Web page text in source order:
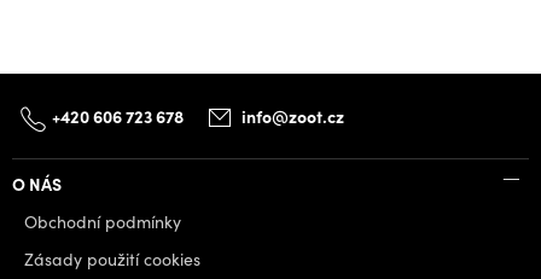
+420 606 723 678 info@zoot.cz
O NÁS
Obchodní podmínky
Zásady použití cookies